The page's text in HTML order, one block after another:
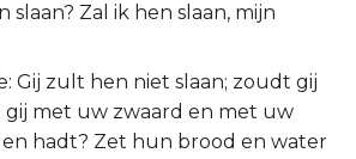
slaan? Zal ik hen slaan, mijn
Gij zult hen niet slaan; zoudt gij
gij met uw zwaard en met uw
hadt? Zet hun brood en water